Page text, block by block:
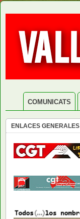
COMUNICATS
ENLACES GENERALES